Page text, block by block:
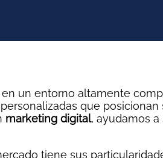
un entorno altamente
que
marketing digital, ayudamos
tiene sus